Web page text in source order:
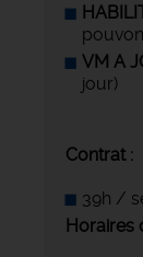
VM A
jour)
Contrat :
39h /
Horaires